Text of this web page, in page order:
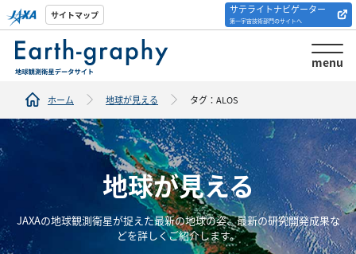
サイトマップ サテライトナビゲーター
第一宇宙技術部門のサイトへ
menu
解析ツール/サイトの
紹介
ホーム 地球が見える タグ：ALOS
地球が見える
JAXAの地球観測衛星が捉えた最新の地球の姿、最新の研究開発成果な
どを詳しくご紹介します。